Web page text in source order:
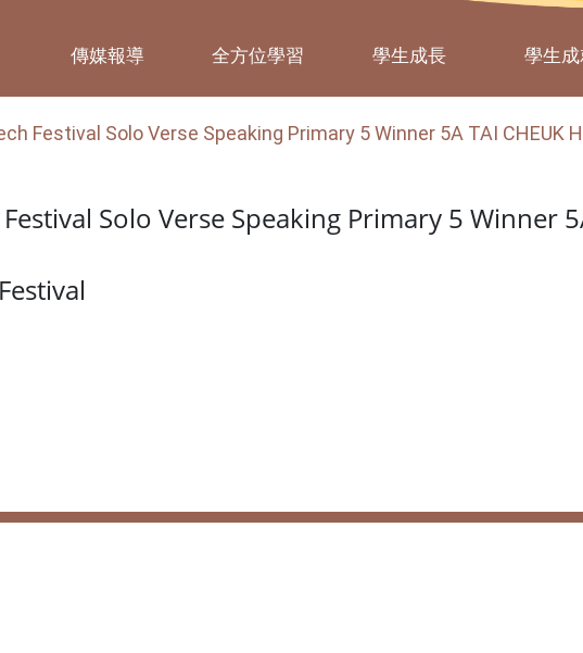
傳媒報導 全方位學習 學生成長 學生
Festival Solo Verse Speaking Primary 5 Winner 5A TAI CHEUK
Solo Verse Speaking Primary 5 Winner